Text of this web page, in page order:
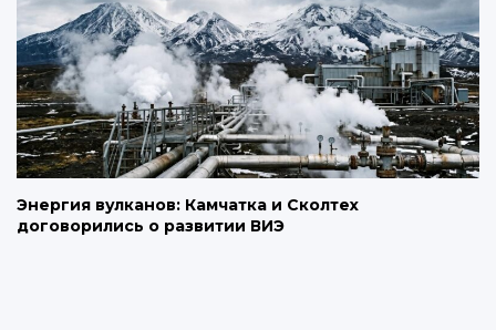
Энергия вулканов: Камчатка и Сколтех
договорились о развитии ВИЭ